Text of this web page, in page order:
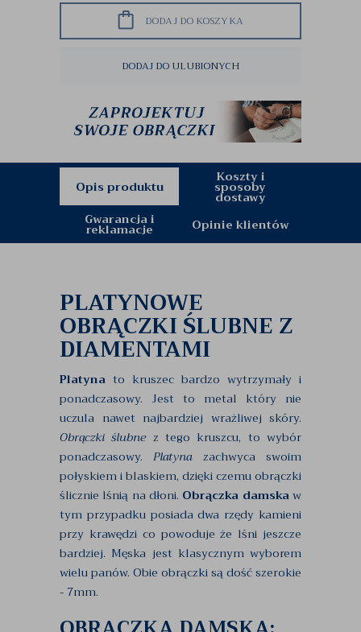
DODAJ DO KOSZYKA
DODAJ DO ULUBIONYCH
Opis produktu
Koszty i
sposoby
dostawy
Gwarancja i
reklamacje Opinie klientów
PLATYNOWE
OBRĄCZKI ŚLUBNE Z
DIAMENTAMI
Platyna to kruszec bardzo wytrzymały i
ponadczasowy. Jest to metal który nie
uczula nawet najbardziej wrażliwej skóry.
Obrączki ślubnez tego kruszcu, to wybór
ponadczasowy.Platynazachwyca swoim
połyskiem i blaskiem, dzięki czemu obrączki
ślicznie lśnią na dłoni. Obrączka damskaw
tym przypadku posiada dwa rzędy kamieni
przy krawędzi co powoduje że lśni jeszcze
bardziej. Męska jest klasycznym wyborem
wielu panów. Obie obrączki są dość szerokie
- 7mm.